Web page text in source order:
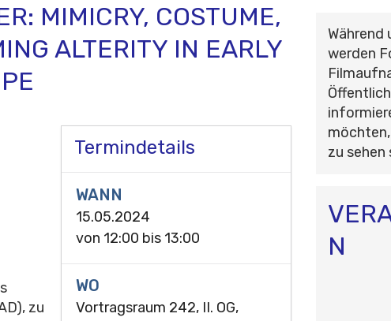
MIMICRY, COSTUME,
ALTERITY IN EARLY
Termindetails
WANN
15.05.2024
von 12:00 bis 13:00
WO
Vortragsraum 242, II. OG,
zu
Während
werden
zu
N